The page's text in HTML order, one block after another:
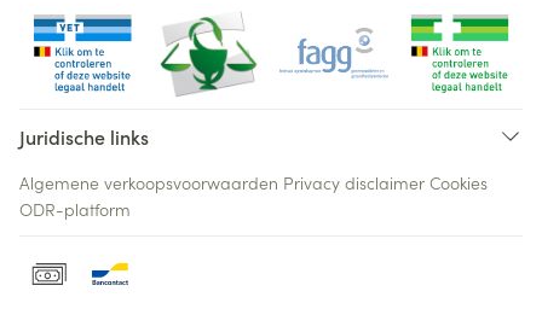
Juridische links
Algemene verkoopsvoorwaarden Privacy disclaimer Cookies
ODR-platform